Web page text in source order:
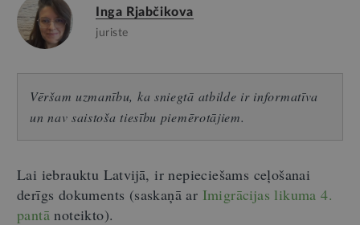
Inga Rjabčikova
juriste
Vēršam uzmanību, ka sniegtā atbilde ir informatīva
un nav saistoša tiesību piemērotājiem.
Lai iebrauktu Latvijā, ir nepieciešams ceļošanai
derīgs dokuments (saskaņā ar Imigrācijas likuma 4.
pantā noteikto).